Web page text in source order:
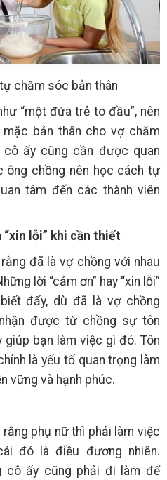
chăm sóc bản thân
“một đứa trẻ to đầu”, nên
bản thân cho vợ chăm
ấy cũng cần được quan
ông chồng nên học cách tự
tâm đến các thành viên
“xin lỗi” khi cần thiết
đã là vợ chồng với nhau
lời “cảm ơn” hay “xin lỗi”
đấy, dù đã là vợ chồng
được từ chồng sự tôn
bạn làm việc gì đó. Tôn
là yếu tố quan trọng làm
vững và hạnh phúc.
phụ nữ thì phải làm việc
đó là điều đương nhiên.
cô ấy cũng phải đi làm để